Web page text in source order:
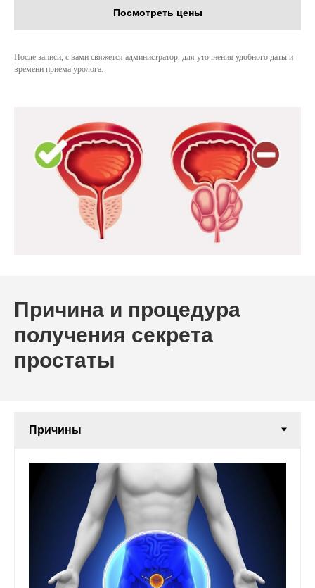
Посмотреть цены
После записи, с вами свяжется администратор, для уточнения удобного даты и
времени приема уролога.
Причина и процедура
получения секрета
простаты